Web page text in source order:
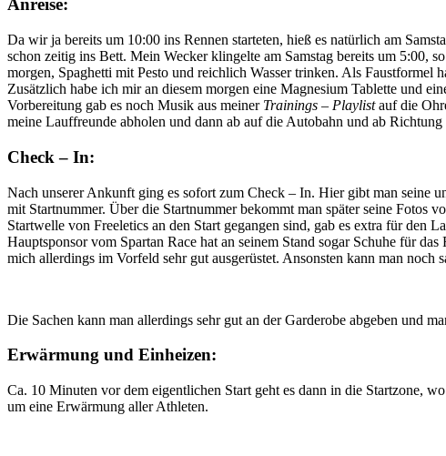
Anreise:
Da wir ja bereits um 10:00 ins Rennen starteten, hieß es natürlich am
schon zeitig ins Bett. Mein Wecker klingelte am Samstag bereits um 5:00,
morgen, Spaghetti mit Pesto und reichlich Wasser trinken. Als Faustformel
Zusätzlich habe ich mir an diesem morgen eine Magnesium Tablette und
Vorbereitung gab es noch Musik aus meiner Trainings – Playlistauf die
meine Lauffreunde abholen und dann ab auf die Autobahn und ab
Check – In:
Nach unserer Ankunft ging es sofort zum Check – In. Hier gibt man seine
mit Startnummer. Über die Startnummer bekommt man später seine Fotos
Startwelle von Freeletics an den Start gegangen sind, gab es extra für den
Hauptsponsor vom Spartan Race hat an seinem Stand sogar Schuhe für
mich allerdings im Vorfeld sehr gut ausgerüstet. Ansonsten kann man
Die Sachen kann man allerdings sehr gut an der Garderobe abgeben und
Erwärmung und Einheizen:
Ca. 10 Minuten vor dem eigentlichen Start geht es dann in die Startzone,
um eine Erwärmung aller Athleten.